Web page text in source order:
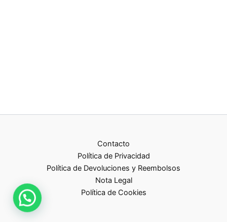
Contacto
Política de Privacidad
Política de Devoluciones y Reembolsos
Nota Legal
Política de Cookies